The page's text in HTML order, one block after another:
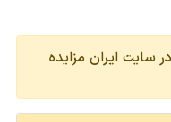
ایران مزایده